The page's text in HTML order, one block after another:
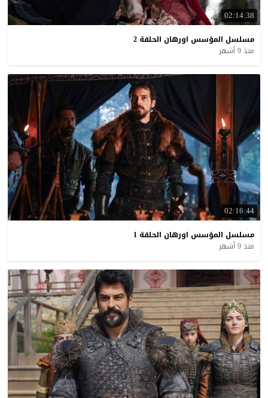
02:14:38
مسلسل المؤسس اورهان الحلقة 2
منذ 9 أشهر
02:16:44
مسلسل المؤسس اورهان الحلقة 1
منذ 9 أشهر